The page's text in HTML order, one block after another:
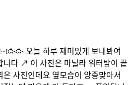
오늘 하루 재미있게 보내봐여
니다 ↗️ 이 사진은 마닐라 워터밤이 끝
사진인데요 옆모습이 앙증맞아서